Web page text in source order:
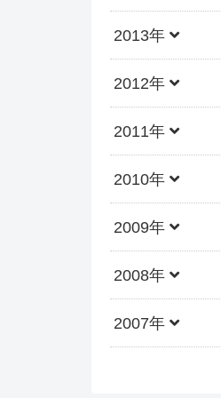
2013年
2012年
2011年
2010年
2009年
2008年
2007年